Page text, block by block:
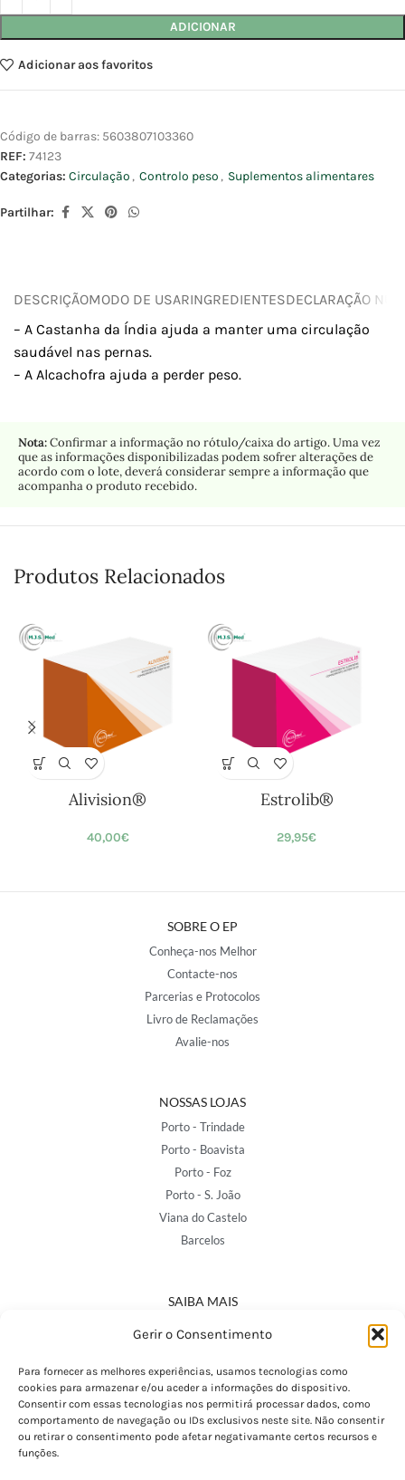
Gerir o Consentimento
Para fornecer as melhores experiências, usamos tecnologias como
cookies para armazenar e/ou aceder a informações do dispositivo.
Consentir com essas tecnologias nos permitirá processar dados, como
comportamento de navegação ou IDs exclusivos neste site. Não consentir
ou retirar o consentimento pode afetar negativamante certos recursos e
funções.
ADICIONAR
Adicionar aos favoritos
Código de barras: 5603807103360
REF: 74123
Categorias: Circulação , Controlo peso , Suplementos alimentares
Partilhar:
DESCRIÇÃOMODO DE USARINGREDIENTESDECLARAÇÃO
– A Castanha da Índia ajuda a manter uma circulação
saudável nas pernas.
– A Alcachofra ajuda a perder peso.
Nota:Confirmar a informação no rótulo/caixa do artigo. Uma vez
que as informações disponibilizadas podem sofrer alterações de
acordo com o lote, deverá considerar sempre a informação que
acompanha o produto recebido.
Produtos Relacionados
Alivision®
40,00€
Estrolib®
29,95€
SOBRE O EP
Conheça-nos Melhor
Contacte-nos
Parcerias e Protocolos
Livro de Reclamações
Avalie-nos
NOSSAS LOJAS
Porto - Trindade
Porto - Boavista
Porto - Foz
Porto - S. João
Viana do Castelo
Barcelos
SAIBA MAIS
Política de Privacidade
Termos e Condições
Perguntas Frequentes
Custos de Envio
Encomendas Internacionais